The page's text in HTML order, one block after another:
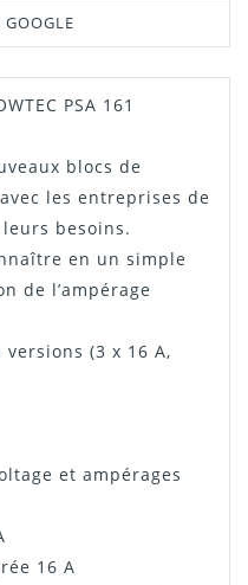
L'onglet
PSA 161
blocs de
les entreprises de
besoins.
en un simple
de l’ampérage
(3 x 16 A,
et ampérages
16 A